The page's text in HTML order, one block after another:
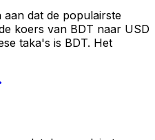
dat de populairste
koers van BDT naar USD
taka's is BDT. Het